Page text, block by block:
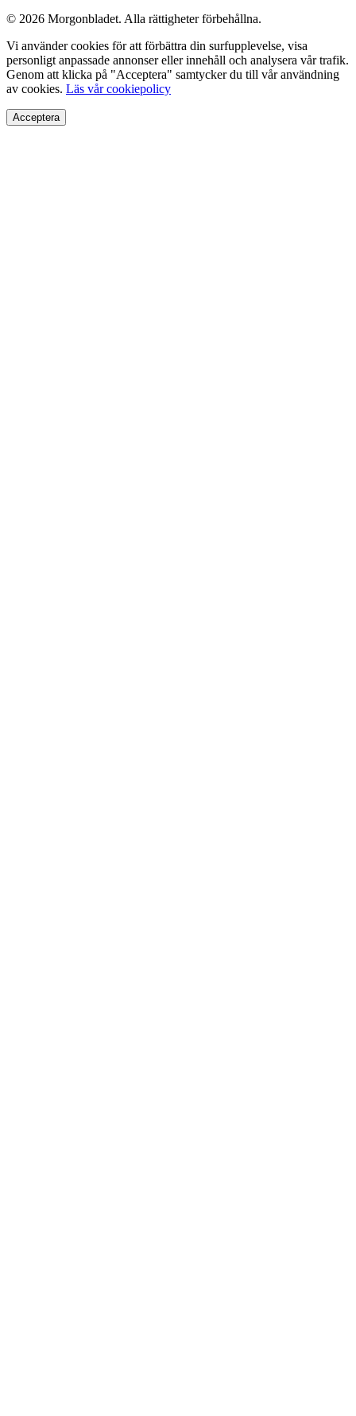
© 2026 Morgonbladet. Alla rättigheter förbehållna.
Vi använder cookies för att förbättra din surfupplevelse, visa
personligt anpassade annonser eller innehåll och analysera vår trafik.
Genom att klicka på "Acceptera" samtycker du till vår användning
av cookies. Läs vår cookiepolicy
Acceptera